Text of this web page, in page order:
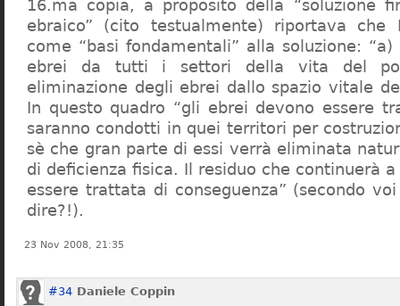
16.ma copia, a proposito della “soluzione
ebraico” (cito testualmente) riportava che
come “basi fondamentali” alla soluzione:
ebrei da tutti i settori della vita del
eliminazione degli ebrei dallo spazio vitale
In questo quadro “gli ebrei devono essere
saranno condotti in quei territori per
sè che gran parte di essi verrà eliminata
di deficienza fisica. Il residuo che continuerà
essere trattata di conseguenza” (secondo
dire?!).
23 Nov 2008, 21:35
#34 Daniele Coppin